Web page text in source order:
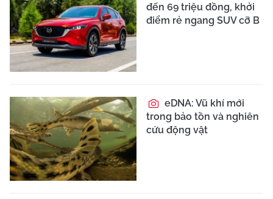
đến 69 triệu đồng, khởi
điểm rẻ ngang SUV cỡ B
eDNA: Vũ khí mới
trong bảo tồn và nghiên
cứu động vật